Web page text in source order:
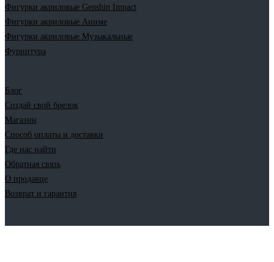
Фигурки акриловые Genshin Impact
Фигурки акриловые Аниме
Фигурки акриловые Музыкальные
Фурнитура
Блог
Создай свой брелок
Магазин
Способ оплаты и доставки
Где нас найти
Обратная связь
О продавце
Возврат и гарантия